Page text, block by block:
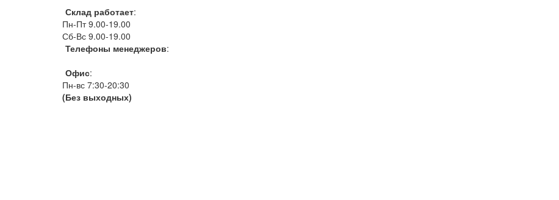
Склад работает:
Пн-Пт 9.00-19.00
Сб-Вс 9.00-19.00
Телефоны менеджеров:
Офис:
Пн-вс 7:30-20:30
(Без выходных)